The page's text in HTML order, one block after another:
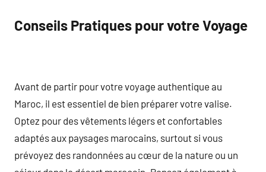
Conseils Pratiques pour votre Voyage
Avant de partir pour votre voyage authentique au
Maroc, il est essentiel de bien préparer votre valise.
Optez pour des vêtements légers et confortables
adaptés aux paysages marocains, surtout si vous
prévoyez des randonnées au cœur de la nature ou un